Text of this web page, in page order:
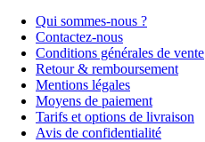
Qui sommes-nous ?
Contactez-nous
Conditions générales de vente
Retour & remboursement
Mentions légales
Moyens de paiement
Tarifs et options de livraison
Avis de confidentialité